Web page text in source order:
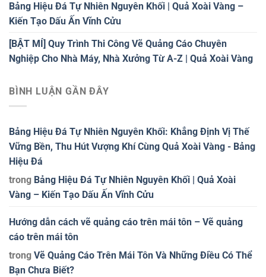
Bảng Hiệu Đá Tự Nhiên Nguyên Khối | Quả Xoài Vàng –
Kiến Tạo Dấu Ấn Vĩnh Cửu
[BẬT MÍ] Quy Trình Thi Công Vẽ Quảng Cáo Chuyên
Nghiệp Cho Nhà Máy, Nhà Xưởng Từ A-Z | Quả Xoài Vàng
BÌNH LUẬN GẦN ĐÂY
Bảng Hiệu Đá Tự Nhiên Nguyên Khối: Khẳng Định Vị Thế
Vững Bền, Thu Hút Vượng Khí Cùng Quả Xoài Vàng - Bảng
Hiệu Đá
trong Bảng Hiệu Đá Tự Nhiên Nguyên Khối | Quả Xoài
Vàng – Kiến Tạo Dấu Ấn Vĩnh Cửu
Hướng dẫn cách vẽ quảng cáo trên mái tôn – Vẽ quảng
cáo trên mái tôn
trong Vẽ Quảng Cáo Trên Mái Tôn Và Những Điều Có Thể
Bạn Chưa Biết?